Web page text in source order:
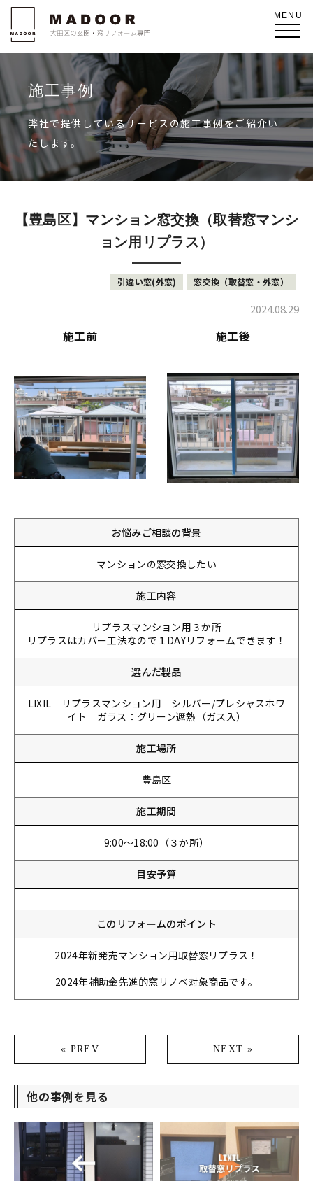
施工事例
弊社で提供しているサービスの施工事例をご紹介い
たします。
【豊島区】マンション窓交換（取替窓マンシ
ョン用リプラス）
引違い窓(外窓) 窓交換（取替窓・外窓）
2024.08.29
施工前 施工後
お悩みご相談の背景
マンションの窓交換したい
施工内容
リプラスマンション用３か所
リプラスはカバー工法なので１DAYリフォームできます！
選んだ製品
LIXIL リプラスマンション用 シルバー/プレシャスホワ
イト ガラス：グリーン遮熱（ガス入）
施工場所
豊島区
施工期間
9:00～18:00（３か所）
目安予算
このリフォームのポイント
2024年新発売マンション用取替窓リプラス！
2024年補助金先進的窓リノベ対象商品です。
« PREV NEXT »
他の事例を見る